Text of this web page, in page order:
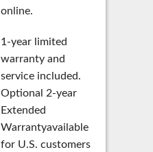
online.
1-year limited
warranty and
service included.
Optional 2-year
Extended
Warrantyavailable
for U.S. customers